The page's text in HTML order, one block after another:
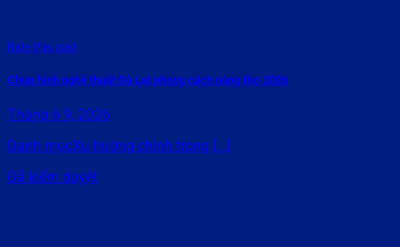
Rate this post
Chụp hình nghệ thuật Đà Lạt phong cách nàng thơ 2026
Tháng 6 9, 2026
Danh mụcXu hướng chính trong [...]
Đã kiểm duyệt